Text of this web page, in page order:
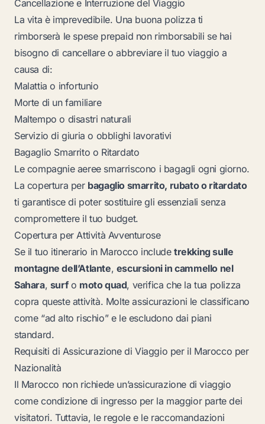
Cancellazione e Interruzione del Viaggio
La vita è imprevedibile. Una buona polizza ti
rimborserà le spese prepaid non rimborsabili se hai
bisogno di cancellare o abbreviare il tuo viaggio a
causa di:
Malattia o infortunio
Morte di un familiare
Maltempo o disastri naturali
Servizio di giuria o obblighi lavorativi
Bagaglio Smarrito o Ritardato
Le compagnie aeree smarriscono i bagagli ogni giorno.
La copertura per bagaglio smarrito, rubato o ritardato
ti garantisce di poter sostituire gli essenziali senza
compromettere il tuo budget.
Copertura per Attività Avventurose
Se il tuo itinerario in Marocco include trekking sulle
montagne dell’Atlante, escursioni in cammello nel
Sahara, surfo moto quad, verifica che la tua polizza
copra queste attività. Molte assicurazioni le classificano
come “ad alto rischio” e le escludono dai piani
standard.
Requisiti di Assicurazione di Viaggio per il Marocco per
Nazionalità
Il Marocco non richiede un’assicurazione di viaggio
come condizione di ingresso per la maggior parte dei
visitatori. Tuttavia, le regole e le raccomandazioni